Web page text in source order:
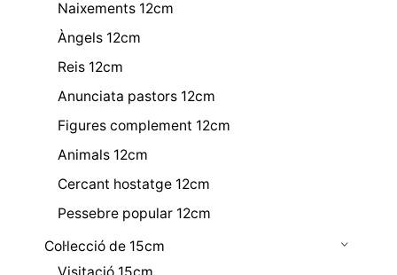
Naixements 12cm
Àngels 12cm
Reis 12cm
Anunciata pastors 12cm
Figures complement 12cm
Animals 12cm
Cercant hostatge 12cm
Pessebre popular 12cm
Col·lecció de 15cm